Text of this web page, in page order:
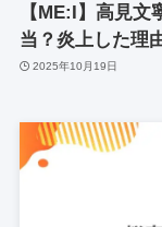
【ME:I】高見
当？炎上した理
2025年10月19日